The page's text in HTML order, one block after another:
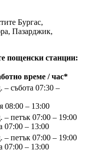
Бургас,
Пазарджик,
пощенски станции:
време / час*
– събота 07:30 –
08:00 – 13:00
– петък 07:00 – 19:00
07:00 – 13:00
– петък 07:00 – 19:00
07:00 – 13:00